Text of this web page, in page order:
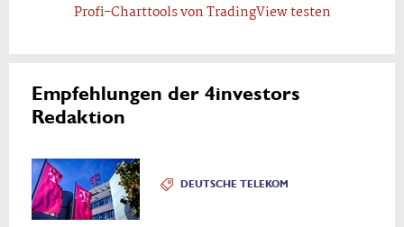
Profi-Charttools von TradingView testen
Empfehlungen der 4investors
Redaktion
DEUTSCHE TELEKOM